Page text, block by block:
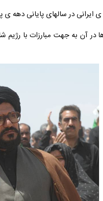
ایرانی در سالهای پایانی دهه
در آن به جهت مبارزات با